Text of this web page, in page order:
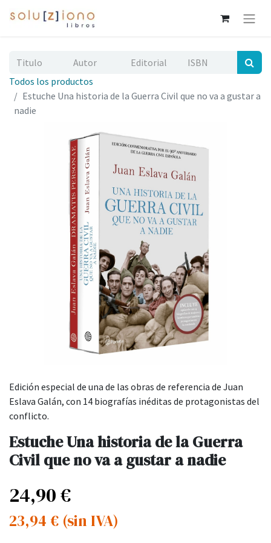
Todos los productos
Estuche Una historia de la Guerra Civil que no va a gustar a
nadie
Edición especial de una de las obras de referencia de Juan
Eslava Galán, con 14 biografías inéditas de protagonistas del
conflicto.
Estuche Una historia de la Guerra
Civil que no va a gustar a nadie
24,90€
23,94 € (sin IVA)